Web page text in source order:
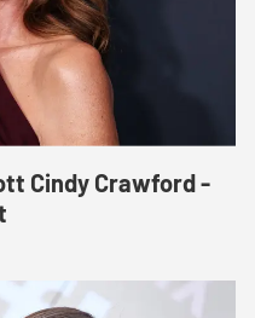
Cindy Crawford -